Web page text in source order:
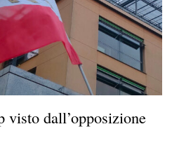
visto dall’opposizione